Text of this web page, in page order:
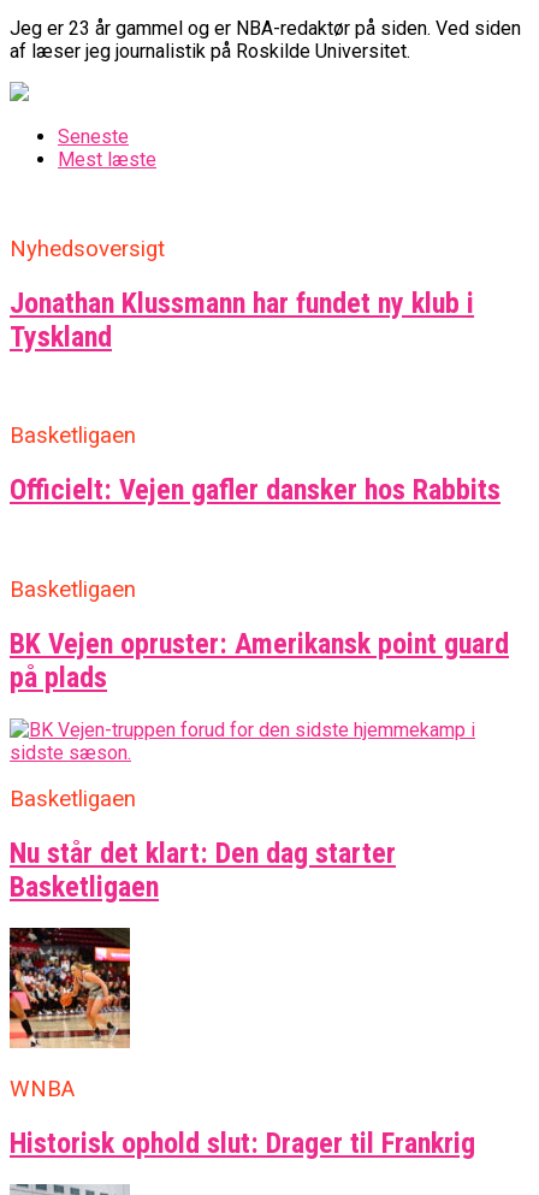
Jeg er 23 år gammel og er NBA-redaktør på siden. Ved siden
af læser jeg journalistik på Roskilde Universitet.
Seneste
Mest læste
Nyhedsoversigt
Jonathan Klussmann har fundet ny klub i
Tyskland
Basketligaen
Officielt: Vejen gafler dansker hos Rabbits
Basketligaen
BK Vejen opruster: Amerikansk point guard
på plads
Basketligaen
Nu står det klart: Den dag starter
Basketligaen
WNBA
Historisk ophold slut: Drager til Frankrig